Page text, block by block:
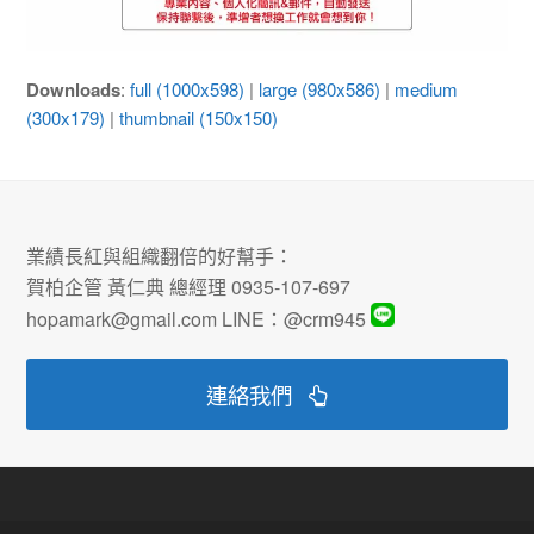
Downloads:full (1000x598) | large (980x586) | medium
(300x179) |thumbnail (150x150)
業績長紅與組織翻倍的好幫手：
賀柏企管 黃仁典 總經理 0935-107-697
hopamark@gmail.com LINE：@crm945
連絡我們